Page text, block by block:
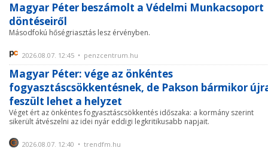
Magyar Péter beszámolt a Védelmi Munkacsoport
döntéseiről
Másodfokú hőségriasztás lesz érvényben.
2026.08.07. 12:45 • penzcentrum.hu
Magyar Péter: vége az önkéntes
fogyasztáscsökkentésnek, de Pakson bármikor
feszült lehet a helyzet
Véget ért az önkéntes fogyasztáscsökkentés időszaka: a kormány szerint
sikerült átvészelni az idei nyár eddigi legkritikusabb napjait.
2026.08.07. 12:40 • trendfm.hu